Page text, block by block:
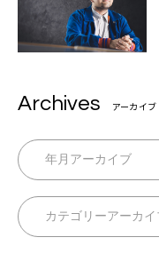
Archives アーカイブ